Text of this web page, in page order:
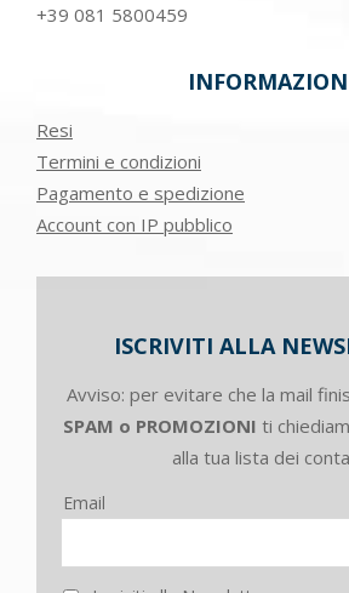
+39 081 5800459
Resi
Termini e condizioni
Pagamento e spedizione
Account con IP pubblico
ISCRIVITI ALLA
Avviso: per evitare che la mail
SPAM o PROMOZIONI ti
alla tua lista dei
Email